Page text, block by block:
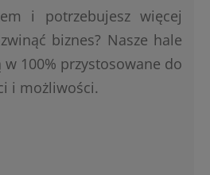
i potrzebujesz więcej
biznes? Nasze hale
100% przystosowane do
i możliwości.